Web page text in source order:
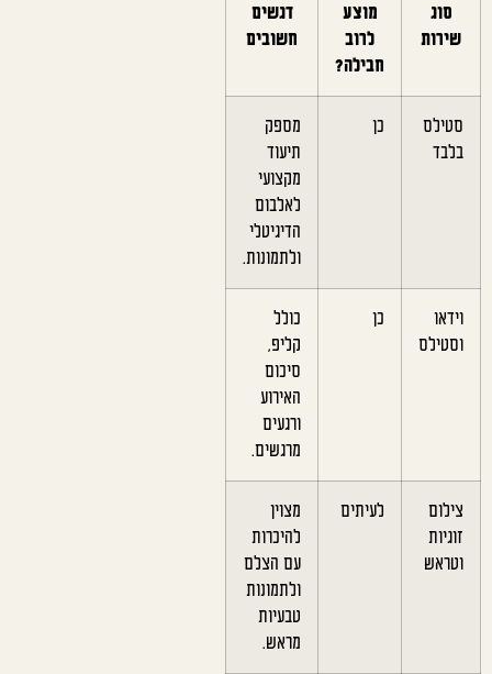
סוג
שירות
מוצע
לרוב
חבילה?
דגשים
חשובים
סטילס
בלבד
כן
מספק
תיעוד
מקצועי
לאלבום
הדיגיטלי
ולתמונות.
וידאו
וסטילס
כן
כולל
קליפ,
סיכום
האירוע
ורגעים
מרגשים.
צילום
זוגיות
וטראש
לעיתים
מצוין
להיכרות
עם הצלם
ולתמונות
טבעיות
מראש.